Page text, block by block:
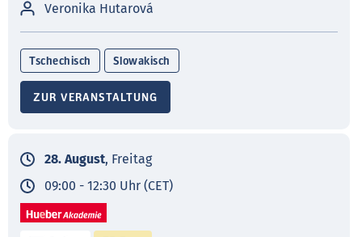
Veronika Hutarová
Tschechisch Slowakisch
ZUR VERANSTALTUNG
28. August, Freitag
09:00 - 12:30 Uhr (CET)